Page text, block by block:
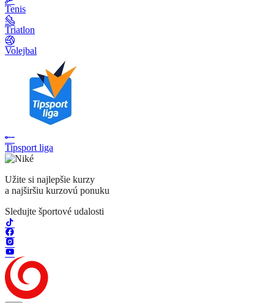
Tenis
Triatlon
Volejbal
Tipsport liga
Užite si najlepšie kurzy
a najširšiu kurzovú ponuku
Sledujte športové udalosti